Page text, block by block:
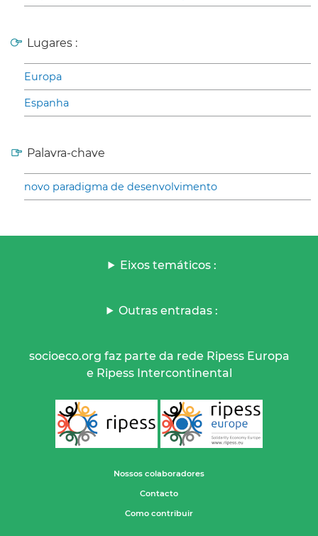
Lugares :
Europa
Espanha
Palavra-chave
novo paradigma de desenvolvimento
Eixos temáticos :
Outras entradas :
socioeco.org faz parte da rede Ripess Europa
e Ripess Intercontinental
Nossos colaboradores
Contacto
Como contribuir